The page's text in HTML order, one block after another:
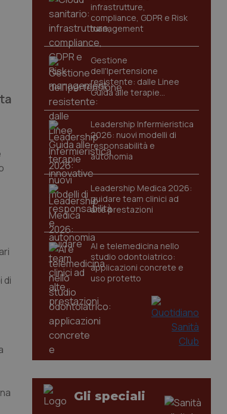
di
infrastrutture,
compliance, GDPR e Risk
management
Gestione
dell'Ipertensione
resistente: dalle Linee
Guida alle terapie
innovative
Leadership Infermieristica
2026: nuovi modelli di
responsabilità e
autonomia
Leadership Medica 2026:
guidare team clinici ad
alte prestazioni
AI e telemedicina nello
studio odontoiatrico:
applicazioni concrete e
uso protetto
Gli speciali